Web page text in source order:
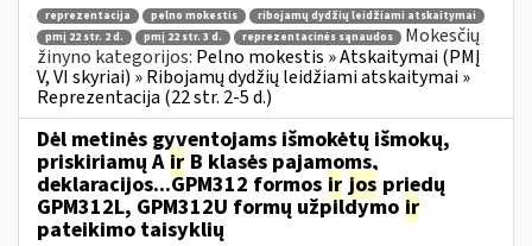
reprezentacija pelno mokestis
ribojamų dydžių leidžiami atskaitymai
pmį 22 str. 2 d.
pmį 22 str. 3 d. reprezentacinės sąnaudos
Mokesčių
žinyno kategorijos: Pelno mokestis » Atskaitymai (PMĮ
V, VI skyriai) » Ribojamų dydžių leidžiami atskaitymai »
Reprezentacija (22 str. 2-5 d.)
Dėl metinės gyventojams išmokėtų išmokų,
priskiriamų A ir B klasės pajamoms,
deklaracijos...GPM312 formos ir jos priedų
GPM312L, GPM312U formų užpildymo ir
pateikimo taisyklių